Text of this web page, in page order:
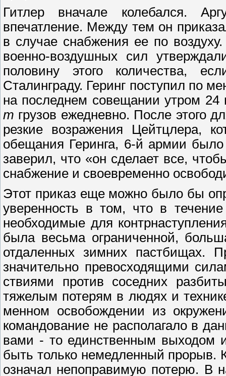
Гитлер вначале колебался.
впечатление. Между тем он
в случае снабжения ее по
военно-воздушных сил
половину этого количества,
Сталинграду. Геринг поступил по
на последнем совещании утром 24
т грузов ежедневно. После этого
резкие возражения Цейтцлера,
обещания Геринга, 6-й армии было
заверил, что «он сделает все,
снабжение и своевременно
Этот приказ еще можно было бы
уверенность в том, что в
необходимые для
была весьма ограниченной,
отдаленных зимних пастбищах.
значительно превосходящими
ствиями против соседних
тяжелым потерям в людях и
менном освобождении из
командование не располагало в
вами - то единственным выходом
быть только немедленный
означал непоправимую потерю. В